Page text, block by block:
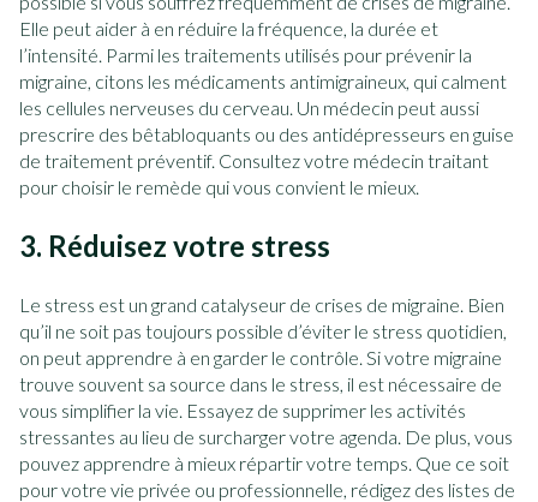
Elle peut aider à en réduire la fréquence, la durée et
l’intensité. Parmi les traitements utilisés pour prévenir la
migraine, citons les médicaments antimigraineux, qui calment
les cellules nerveuses du cerveau. Un médecin peut aussi
prescrire des bêtabloquants ou des antidépresseurs en guise
de traitement préventif. Consultez votre médecin traitant
pour choisir le remède qui vous convient le mieux.
3. Réduisez votre stress
Le stress est un grand catalyseur de crises de migraine. Bien
qu’il ne soit pas toujours possible d’éviter le stress quotidien,
on peut apprendre à en garder le contrôle. Si votre migraine
trouve souvent sa source dans le stress, il est nécessaire de
vous simplifier la vie. Essayez de supprimer les activités
stressantes au lieu de surcharger votre agenda. De plus, vous
pouvez apprendre à mieux répartir votre temps. Que ce soit
pour votre vie privée ou professionnelle, rédigez des listes de